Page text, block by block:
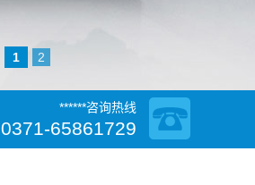
1 2
******咨询热线
0371-65861729